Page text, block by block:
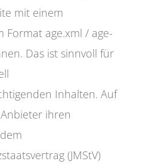
mit einem
Format age.xml / age-
Das ist sinnvoll für
Inhalten. Auf
ihren
(JMStV)